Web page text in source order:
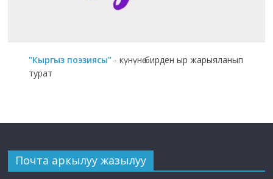
"Кыргыз поэзиясы" - күнүнө бирден ыр жарыяланып
турат
Почта аркылуу жазылуу